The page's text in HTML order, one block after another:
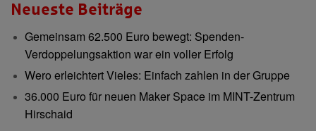
Neueste Beiträge
Gemeinsam 62.500 Euro bewegt: Spenden-
Verdoppelungsaktion war ein voller Erfolg
Wero erleichtert Vieles: Einfach zahlen in der Gruppe
36.000 Euro für neuen Maker Space im MINT-Zentrum
Hirschaid